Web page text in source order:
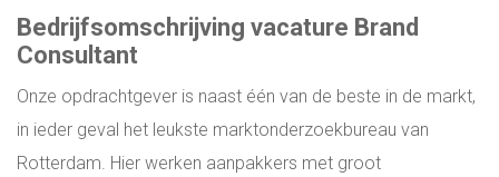
CARRIÈRECOACHING VOOR MANAGERS EN
DIRECTEUREN
EXECUTIVE SEARCH HVAC & UTILITY
Bedrijfsomschrijving vacature Brand
Consultant
Onze opdrachtgever is naast één van de beste in de markt,
in ieder geval het leukste marktonderzoekbureau van
Rotterdam. Hier werken aanpakkers met groot